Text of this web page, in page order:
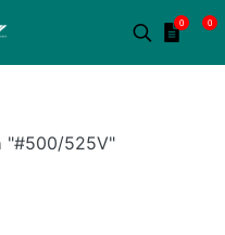
0 0
"#500/525V"